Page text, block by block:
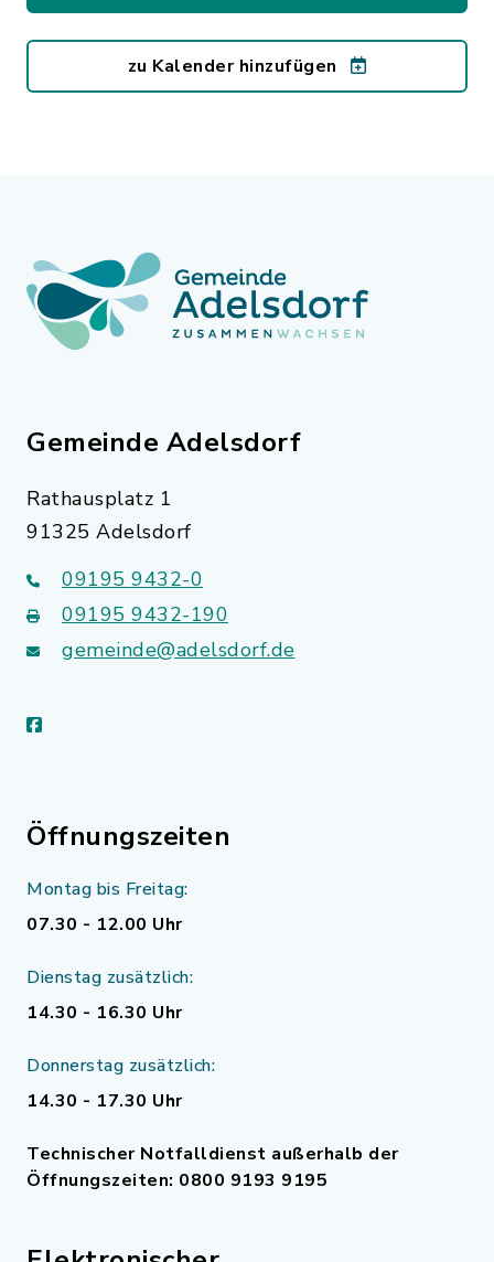
zu Kalender hinzufügen
Gemeinde Adelsdorf
Rathausplatz 1
91325 Adelsdorf
09195 9432-0
09195 9432-190
gemeinde@adelsdorf.de
facebook
Öffnungszeiten
Montag bis Freitag:
07.30 - 12.00 Uhr
Dienstag zusätzlich:
14.30 - 16.30 Uhr
Donnerstag zusätzlich:
14.30 - 17.30 Uhr
Technischer Notfalldienst außerhalb der
Öffnungszeiten: 0800 9193 9195